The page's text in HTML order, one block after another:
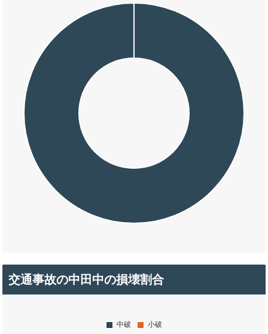
交通事故の中田中の損壊割合